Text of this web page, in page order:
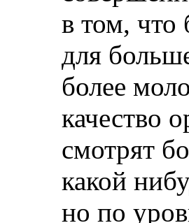
в том,
для
более
качество
смотрят
какой
но по